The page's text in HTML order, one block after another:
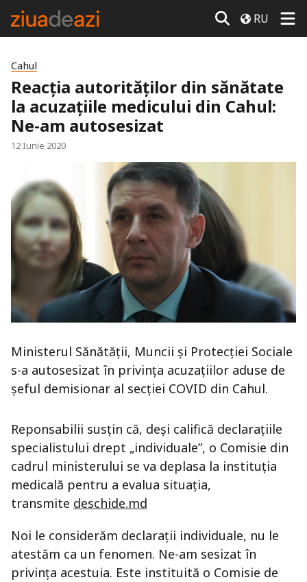
RU
Cahul
Reacția autorităților din sănătate
la acuzațiile medicului din Cahul:
Ne-am autosesizat
12 Iunie 2020
Ministerul Sănătății, Muncii și Protecției Sociale
s-a autosesizat în privința acuzațiilor aduse de
șeful demisionar al secției COVID din Cahul.
Reponsabilii susțin că, deși califică declarațiile
specialistului drept „individuale”, o Comisie din
cadrul ministerului se va deplasa la instituția
medicală pentru a evalua situația,
transmite deschide.md
Noi le considerăm declarații individuale, nu le
atestăm ca un fenomen. Ne-am sesizat în
privința acestuia. Este instituită o Comisie de